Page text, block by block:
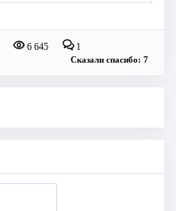
6 645 1
Сказали спасибо: 7